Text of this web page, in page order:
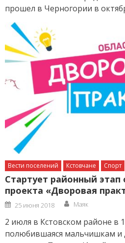
прошел в Черногории в
Вести поселений Кстовчане Спорт
Стартует районный этап
проекта «Дворовая
Posted
on
25 июня 2018 Author
Маяк
2 июля в Кстовском районе в
полюбившаяся мальчишкам и